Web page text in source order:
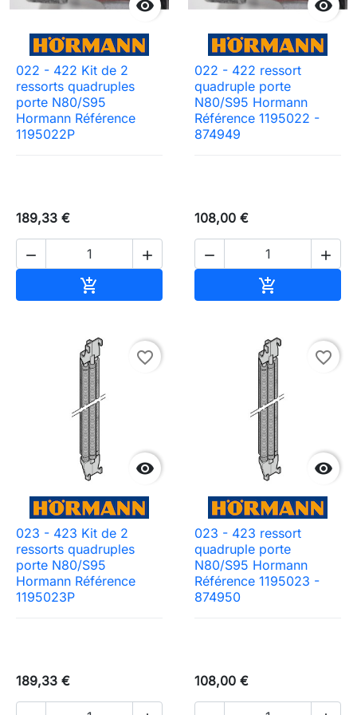

022 - 422 Kit de 2
ressorts quadruples
porte N80/S95
Hormann Référence
1195022P
189,33 €
 


022 - 422 ressort
quadruple porte
N80/S95 Hormann
Référence 1195022 -
874949
108,00 €
 


favorite_border
023 - 423 Kit de 2
ressorts quadruples
porte N80/S95
Hormann Référence
1195023P
189,33 €

favorite_border
023 - 423 ressort
quadruple porte
N80/S95 Hormann
Référence 1195023 -
874950
108,00 €